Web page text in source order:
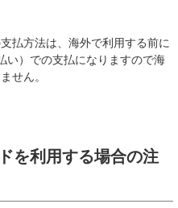
払方法は、海外で利用する前に
い）での支払になりますので海
せん。
を利用する場合の注